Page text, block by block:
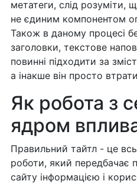
метатеги, слід розуміти,
не єдиним компонентом
Також в даному процесі
заголовки, текстове
повинні підходити за
а інакше він просто
Як робота з
ядром
Правильний тайтл - це
роботи, який передбачає
сайту інформацією і